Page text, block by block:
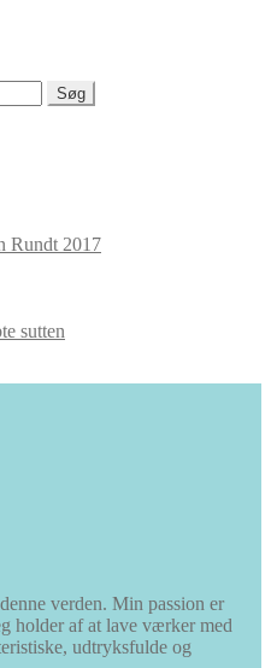
Søg
Rundt 2017
sutten
verden. Min passion er
holder af at lave værker med
udtryksfulde og